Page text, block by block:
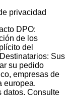
privacidad
DPO:
de los
del
Sus
su pedido
empresas de
europea.
datos. Consulte